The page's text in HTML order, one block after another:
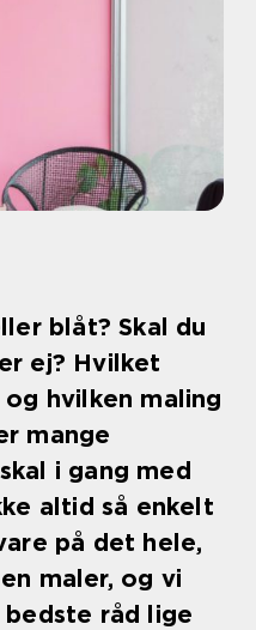
blåt? Skal du
ej? Hvilket
hvilken maling
mange
i gang med
altid så enkelt
på det hele,
maler, og vi
råd lige